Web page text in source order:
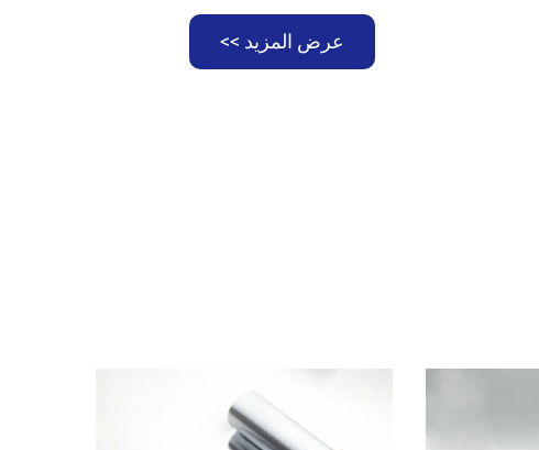
عرض المزيد >>